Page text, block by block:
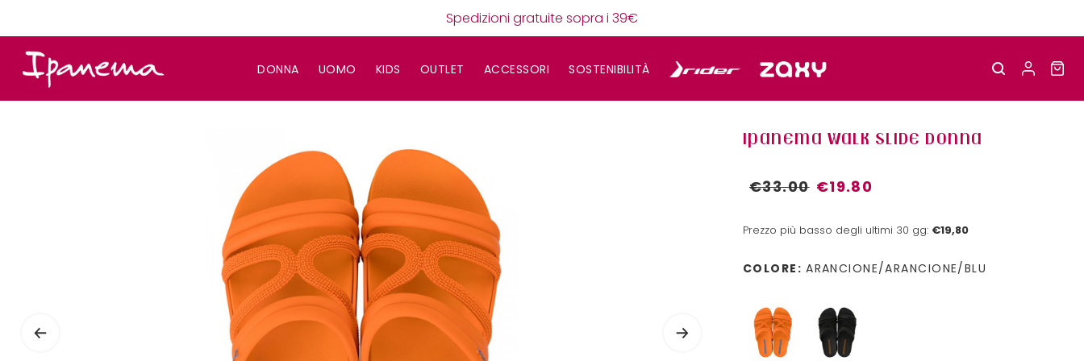
Spedizioni gratuite sopra i 39€
DONNA UOMO KIDS OUTLET ACCESSORI SOSTENIBILITÀ
IPANEMA WALK SLIDE DONNA
€33.00 €19.80
Prezzo più basso degli ultimi 30 gg: €19,80
COLORE: ARANCIONE/ARANCIONE/BLU